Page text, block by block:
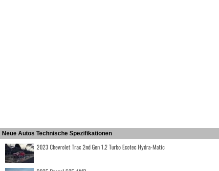
Neue Autos Technische Spezifikationen
2023 Chevrolet Trax 2nd Gen 1.2 Turbo Ecotec Hydra-Matic